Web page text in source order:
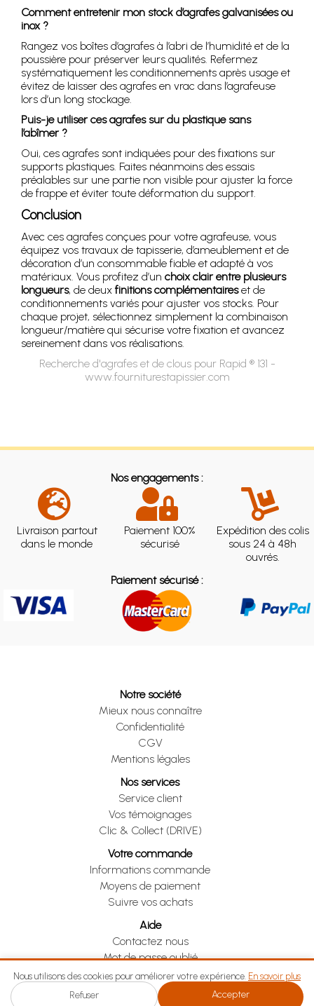
Comment entretenir mon stock d’agrafes galvanisées ou
inox ?
Rangez vos boîtes d’agrafes à l’abri de l’humidité et de la
poussière pour préserver leurs qualités. Refermez
systématiquement les conditionnements après usage et
évitez de laisser des agrafes en vrac dans l’agrafeuse
lors d’un long stockage.
Puis-je utiliser ces agrafes sur du plastique sans
l’abîmer ?
Oui, ces agrafes sont indiquées pour des fixations sur
supports plastiques. Faites néanmoins des essais
préalables sur une partie non visible pour ajuster la force
de frappe et éviter toute déformation du support.
Conclusion
Avec ces agrafes conçues pour votre agrafeuse, vous
équipez vos travaux de tapisserie, d’ameublement et de
décoration d’un consommable fiable et adapté à vos
matériaux. Vous profitez d’un choix clair entre plusieurs
longueurs, de deux finitions complémentaireset de
conditionnements variés pour ajuster vos stocks. Pour
chaque projet, sélectionnez simplement la combinaison
longueur/matière qui sécurise votre fixation et avancez
sereinement dans vos réalisations.
Recherche d'agrafes et de clous pour Rapid ® 131 -
www.fourniturestapissier.com
Nos engagements :
Livraison partout
dans le monde
Paiement 100%
sécurisé
Expédition des colis
sous 24 à 48h
ouvrés.
Paiement sécurisé :
Notre société
Mieux nous connaître
Confidentialité
CGV
Mentions légales
Nos services
Service client
Vos témoignages
Clic & Collect (DRIVE)
Votre commande
Informations commande
Moyens de paiement
Suivre vos achats
Aide
Contactez nous
Mot de passe oublié
Je me rétracte
Nous utilisons des cookies pour améliorer votre expérience. En savoir plus
Refuser Accepter